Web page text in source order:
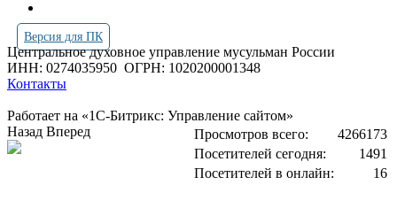
Версия для ПК
Центральное духовное управление мусульман России
ИНН: 0274035950 ОГРН: 1020200001348
Контакты
Работает на «1С-Битрикс: Управление сайтом»
Просмотров всего:
4266173
Посетителей сегодня:
1491
Посетителей в онлайн:
16
Назад Вперед